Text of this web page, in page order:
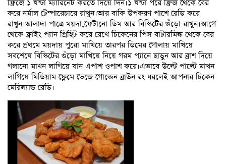
ফ্রিজে ১ ঘন্টা ম্যারিনেট করতে দিয়ে দিন।১ ঘন্টা পরে ফ্রিজ থেকে বের
করে নর্মাল টেম্পারেচারে রাখুন।আর বাকি উপকরণ পাশে রেডি করে
রাখুন।আলাদা পাত্রে ময়দা,ফেটানো ডিম আর বিস্কিটের গুঁড়ো রাখুন।আগে
থেকে ফ্রাইং প্যান প্রিহিট করে রেখে চিকেনের পিস বাটারমিল্ক থেকে বের
করে প্রথমে ময়দায় পুরো মাখিয়ে তারপর ডিমের গোলায় মাখিয়ে
সবশেষে বিস্কিটের গুঁড়ো মাখিয়ে নিয়ে গরম প্যানে ছাড়ুন আর ব্রাশ দিয়ে
গলানো মাখন লাগিয়ে যান এপাশ ওপাশ করে।এভাবে উল্টে পাল্টে মাখন
লাগিয়ে মিডিয়াম ফ্লেমে ভেজে গোল্ডেন ব্রাউন রং ধরলেই আপনার চিকেন
মেরিল্যান্ড রেডি।